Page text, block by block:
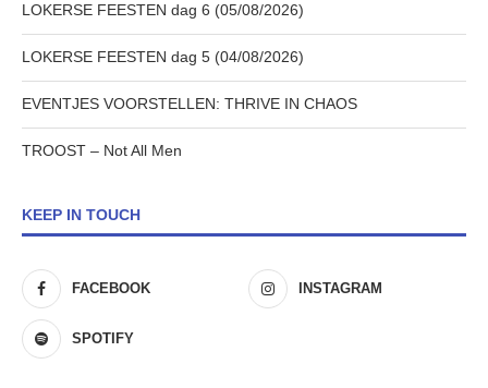
LOKERSE FEESTEN dag 6 (05/08/2026)
LOKERSE FEESTEN dag 5 (04/08/2026)
EVENTJES VOORSTELLEN: THRIVE IN CHAOS
TROOST – Not All Men
KEEP IN TOUCH
FACEBOOK INSTAGRAM
SPOTIFY